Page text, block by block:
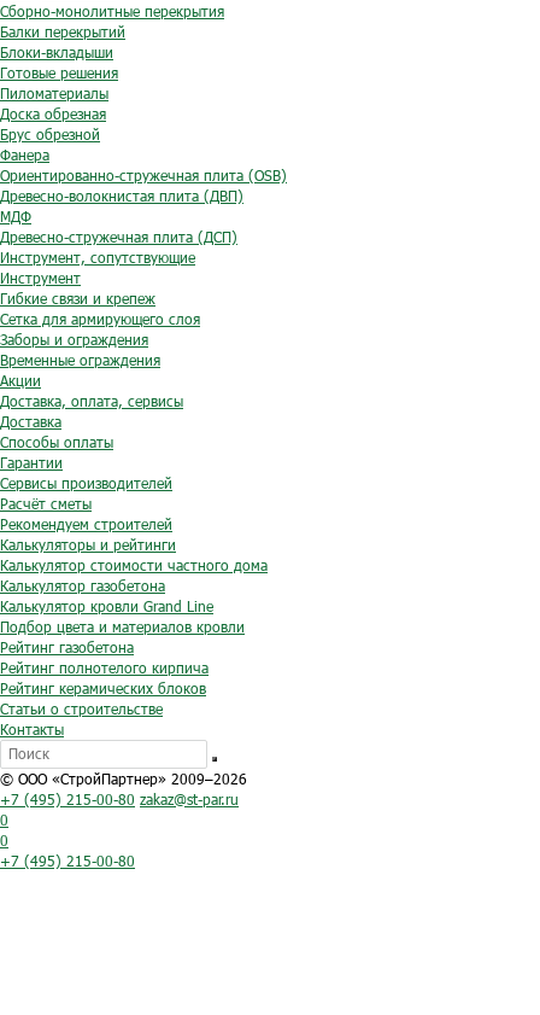
Сборно-монолитные перекрытия
Балки перекрытий
Блоки-вкладыши
Готовые решения
Пиломатериалы
Доска обрезная
Брус обрезной
Фанера
Ориентированно-стружечная плита (OSB)
Древесно-волокнистая плита (ДВП)
МДФ
Древесно-стружечная плита (ДСП)
Инструмент, сопутствующие
Инструмент
Гибкие связи и крепеж
Сетка для армирующего слоя
Заборы и ограждения
Временные ограждения
Акции
Доставка, оплата, сервисы
Доставка
Способы оплаты
Гарантии
Сервисы производителей
Расчёт сметы
Рекомендуем строителей
Калькуляторы и рейтинги
Калькулятор стоимости частного дома
Калькулятор газобетона
Калькулятор кровли Grand Line
Подбор цвета и материалов кровли
Рейтинг газобетона
Рейтинг полнотелого кирпича
Рейтинг керамических блоков
Статьи о строительстве
Контакты
© ООО «СтройПартнер» 2009–2026
+7 (495) 215-00-80 zakaz@st-par.ru
0
0
+7 (495) 215-00-80